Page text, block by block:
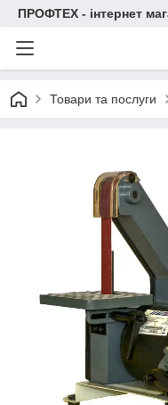
ПРОФТЕХ - інтернет
Товари та послуги